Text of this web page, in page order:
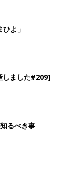
よ」
しました#209]
るべき事